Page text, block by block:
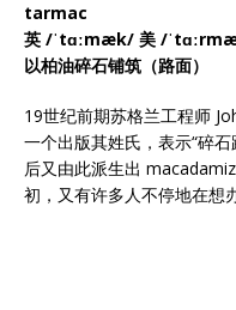
tarmac
英 /ˈtɑːmæk/ 美 /
以柏油碎石铺筑（路面）
19世纪前期苏格兰工程师
一个出版其姓氏，表示“碎
后又由此派生出
初，又有许多人不停地在想